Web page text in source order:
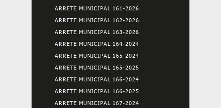
ARRETE MUNICIPAL 161-2026
ARRETE MUNICIPAL 162-2026
ARRETE MUNICIPAL 163-2026
ARRETE MUNICIPAL 164-2024
ARRETE MUNICIPAL 165-2024
ARRETE MUNICIPAL 165-2025
ARRETE MUNICIPAL 166-2024
ARRETE MUNICIPAL 166-2025
ARRETE MUNICIPAL 167-2024